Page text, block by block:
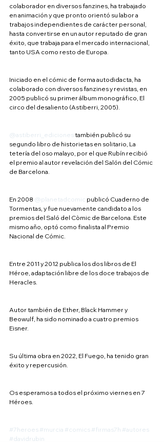
colaborador en diversos fanzines, ha trabajado
en animación y que pronto orientó su labor a
trabajos independientes de carácter personal,
hasta convertirse en un autor reputado de gran
éxito, que trabaja para el mercado internacional,
tanto USA como resto de Europa.
Iniciado en el cómic de forma autodidacta, ha
colaborado con diversos fanzines y revistas, en
2005 publicó su primer álbum monográfico, El
circo del desaliento (Astiberri, 2005).
@astiberri_ediciones también publicó su
segundo libro de historietas en solitario, La
tetería del oso malayo, por el que Rubín recibió
el premio al autor revelación del Salón del Cómic
de Barcelona.
En 2008 @planetadcomic publicó Cuaderno de
Tormentas, y fue nuevamente candidato a los
premios del Saló del Còmic de Barcelona. Este
mismo año, optó como finalista al Premio
Nacional de Cómic.
Entre 2011 y 2012 publica los dos libros de El
Héroe, adaptación libre de los doce trabajos de
Heracles.
Autor también de Ether, Black Hammer y
Beowulf, ha sido nominado a cuatro premios
Eisner.
Su última obra en 2022, El Fuego, ha tenido gran
éxito y repercusión.
Os esperamos a todos el próximo viernes en 7
Héroes.
#7heroes #murcia #comics #firmas7h #autores
#davidrubin